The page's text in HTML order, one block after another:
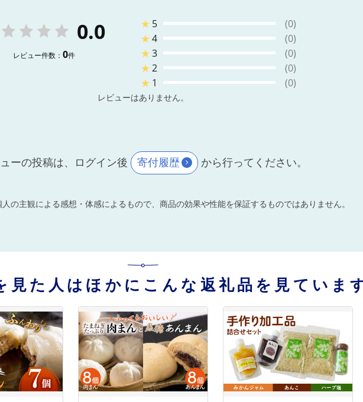
0.0
レビュー件数： 0件
★ 5
(0)
★4
(0)
★3
(0)
★2
(0)
★ 1 (0)
レビューはありません。
ーの投稿は、ログイン後 寄付履歴 から行ってください。
の主観による感想・体感によるもので、商品の効果や性能を保証するものではありません。
見た人はほかにこんな返礼品を見ていま